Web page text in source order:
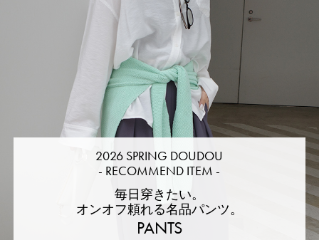
2026 SPRING DOUDOU
- RECOMMEND ITEM -
毎日穿きたい。
オンオフ頼れる名品パンツ。
PANTS
2026 SPRING DOUDOU
- RECOMMEND ITEM -
毎日穿きたい。
オンオフ頼れる名品パンツ。
PANTS